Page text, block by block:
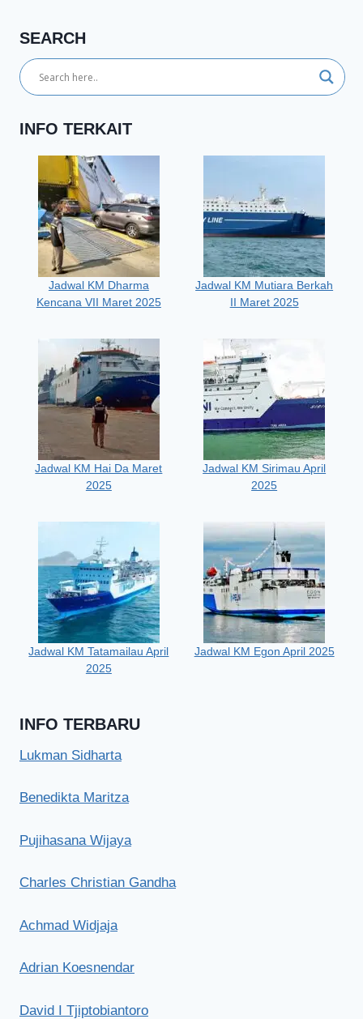
SEARCH
INFO TERKAIT
Jadwal KM Dharma
Kencana VII Maret 2025
Jadwal KM Mutiara Berkah
II Maret 2025
Jadwal KM Hai Da Maret
2025
Jadwal KM Sirimau April
2025
Jadwal KM Tatamailau April
2025
Jadwal KM Egon April 2025
INFO TERBARU
Lukman Sidharta
Benedikta Maritza
Pujihasana Wijaya
Charles Christian Gandha
Achmad Widjaja
Adrian Koesnendar
David I Tjiptobiantoro